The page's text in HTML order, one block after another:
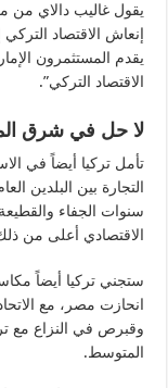
يقول غاليب دالاي من
إنعاش الاقتصاد
يقدم المستثمرون
الاقتصاد التركي”.
لا حل في شرق
تأمل تركيا أيضاً في
سنوات الجفاء
الاقتصادي أعلى من
ستجني تركيا أيضاً
انحازت مصر، مع
وقبرص في النزاع مع
المتوسط.